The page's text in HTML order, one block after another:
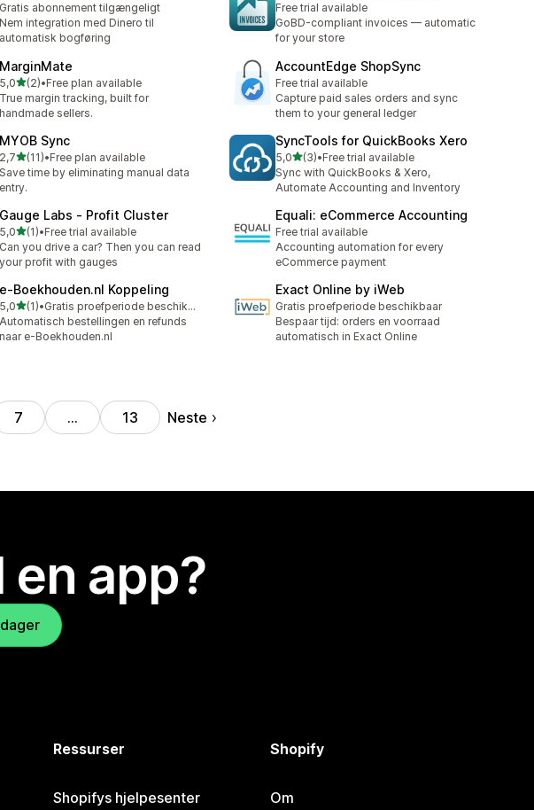
Gratis abonnement tilgængeligt
Nem integration med Dinero til
automatisk bogføring
Free trial available
GoBD-compliant invoices — automatic
for your store
MarginMate
5,0av 5 stjerner
(2)
Totalt 2 omtaler
•Free plan available
True margin tracking, built for
handmade sellers.
AccountEdge ShopSync
Free trial available
Capture paid sales orders and sync
them to your general ledger
MYOB Sync
2,7av 5 stjerner
(11)
Totalt 11 omtaler
•Free plan available
Save time by eliminating manual data
entry.
SyncTools for QuickBooks Xero
5,0av 5 stjerner
(3)
Totalt 3 omtaler
•Free trial available
Sync with QuickBooks & Xero,
Automate Accounting and Inventory
Gauge Labs ‑ Profit Cluster
5,0av 5 stjerner
(1)
Totalt 1 omtaler
•Free trial available
Can you drive a car? Then you can read
your profit with gauges
Equali: eCommerce Accounting
Free trial available
Accounting automation for every
eCommerce payment
e‑Boekhouden.nl Koppeling
5,0av 5 stjerner
(1)
Totalt 1 omtaler
•
Gratis proefperiode beschikbaar
Automatisch bestellingen en refunds
naar e-Boekhouden.nl
Exact Online by iWeb
Gratis proefperiode beschikbaar
Bespaar tijd: orders en voorraad
automatisch in Exact Online
7 … 13 Neste
app?
Ressurser
Shopifys hjelpesenter
Shopify
Om